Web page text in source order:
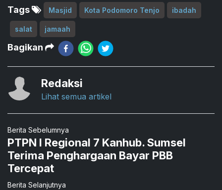
Tags
Masjid Kota Podomoro Tenjo ibadah
salat jamaah
Bagikan
Redaksi
Lihat semua artikel
Berita Sebelumnya
PTPN I Regional 7 Kanhub. Sumsel
Terima Penghargaan Bayar PBB
Tercepat
Berita Selanjutnya